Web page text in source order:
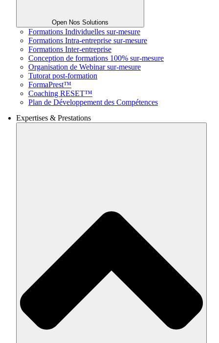
Open Nos Solutions
Formations Individuelles sur-mesure
Formations Intra-entreprise sur-mesure
Formations Inter-entreprise
Conception de formations 100% sur-mesure
Organisation de Webinar sur-mesure
Tutorat post-formation
FormaPrest™
Coaching RESET™
Plan de Développement des Compétences
Expertises & Prestations